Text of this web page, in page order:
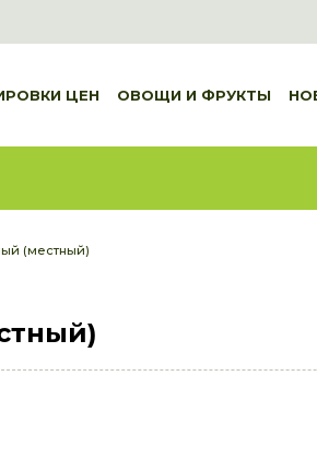
ЦЕН ОВОЩИ И ФРУКТЫ
(местный)